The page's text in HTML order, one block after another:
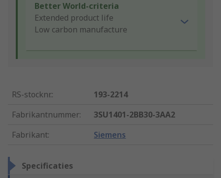
Better World-criteria
Extended product life
Low carbon manufacture
RS-stocknr.:
193-2214
Fabrikantnummer:
3SU1401-2BB30-3AA2
Fabrikant: Siemens
Specificaties